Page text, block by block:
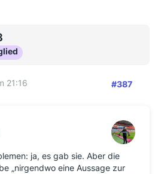
21:16 #387
ja, es gab sie. Aber die
„nirgendwo eine Aussage zur